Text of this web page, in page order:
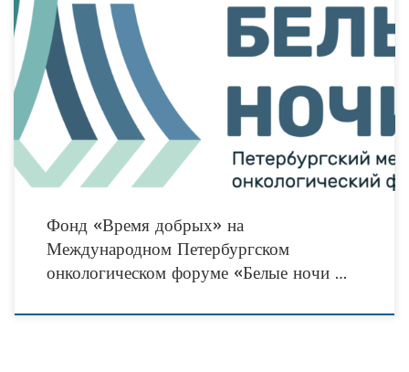
Благотворительный фонд «Время добрых» в составе врачебной делегации
донецких онкологов принял участие в X Международном Петербургском
онкологическом форуме «Белые ночи 2024». Онкофорум «Белые ночи» –
Фонд «Время добрых» на
Международном Петербургском
онкологическом форуме «Белые ночи …